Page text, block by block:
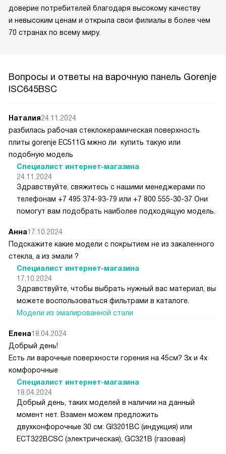
доверие потребителей благодаря высокому качеству
и невысоким ценам и открыла свои филиалы в более чем
70 странах по всему миру.
Вопросы и ответы на варочную панель Gorenje
ISC645BSC
Наталия24.11.2024
разбилась рабочая стеклокерамическая поверхность
плиты gorenje ЕС511G мжно ли купить такую или
подобную модель
Специалист интернет-магазина
24.11.2024
Здравствуйте, свяжитесь с нашими менеджерами по
телефонам +7 495 374-93-79 или +7 800 555-30-37 Они
помогут вам подобрать наиболее подходящую модель.
Анна17.10.2024
Подскажите какие модели с покрытием не из закаленного
стекла, а из эмали ?
Специалист интернет-магазина
17.10.2024
Здравствуйте, чтобы выбрать нужный вас материал, вы
можете воспользоваться фильтрами в каталоге.
Модели из эмалированной стали
Елена18.04.2024
Добрый день!
Есть ли варочные поверхности горения на 45см? 3х и 4х
комфорочные
Специалист интернет-магазина
18.04.2024
Добрый день, таких моделей в наличии на данный
момент нет. Взамен можем предложить
двухконфорочные 30 см: GI3201BC (индукция) или
ECT322BCSC (электрическая), GC321B (газовая)